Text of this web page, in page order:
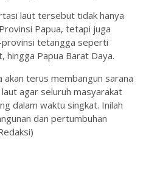
laut tersebut tidak hanya
Papua, tetapi juga
tetangga seperti
hingga Papua Barat Daya.
terus membangun sarana
agar seluruh masyarakat
dalam waktu singkat. Inilah
dan pertumbuhan